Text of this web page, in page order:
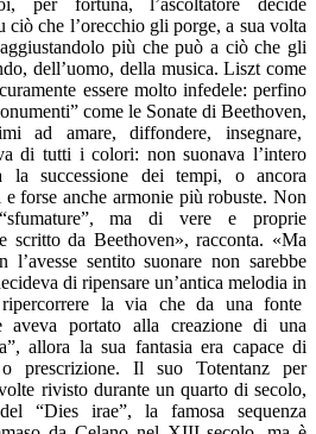
ciò che l’orecchio gli porge, a sua volta
più che può a ciò che gli
dell’uomo, della musica. Liszt come
essere molto infedele: perfino
come le Sonate di Beethoven,
ad amare, diffondere, insegnare,
di tutti i colori: non suonava l’intero
la successione dei tempi, o ancora
forse anche armonie più robuste. Non
ma di vere e proprie
scritto da Beethoven», racconta. «Ma
sentito suonare non sarebbe
di ripensare un’antica melodia in
la via che da una fonte
aveva portato alla creazione di una
allora la sua fantasia era capace di
prescrizione. Il suo Totentanz per
rivisto durante un quarto di secolo,
“Dies irae”, la famosa sequenza